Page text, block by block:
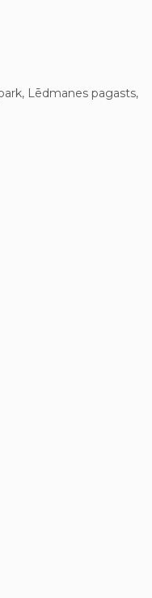
Lēdmanes pagasts,